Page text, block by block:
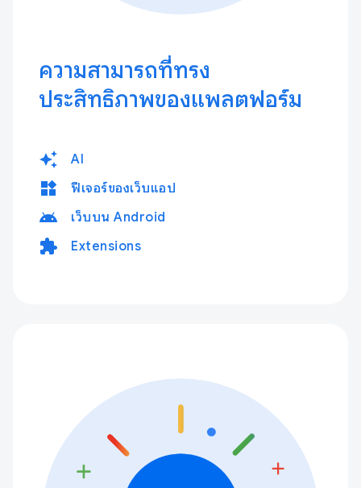
ความสามารถที่ทรง
ประสิทธิภาพของแพลตฟอร์ม
auto_awesome AI
widgets ฟีเจอร์ของเว็บแอป
android เว็บบน Android
extension Extensions